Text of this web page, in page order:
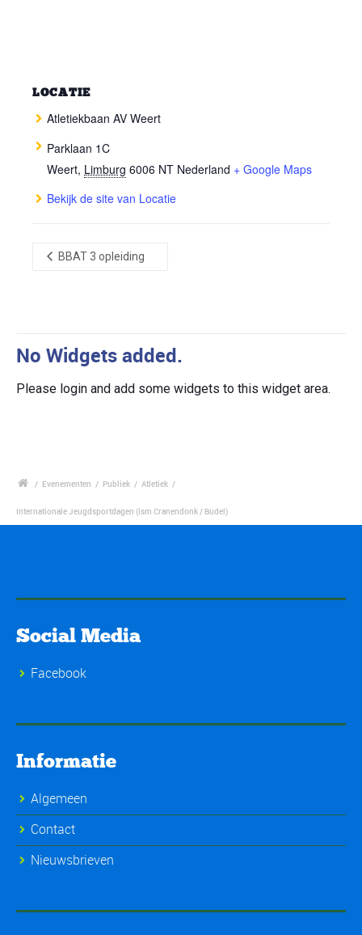
LOCATIE
Atletiekbaan AV Weert
Parklaan 1C
Weert, Limburg 6006 NT Nederland + Google Maps
Bekijk de site van Locatie
BBAT 3 opleiding
No Widgets added.
Please login and add some widgets to this widget area.
/ Evenementen / Publiek / Atletiek /
Internationale Jeugdsportdagen (ism Cranendonk / Budel)
Social Media
Facebook
Informatie
Algemeen
Contact
Nieuwsbrieven